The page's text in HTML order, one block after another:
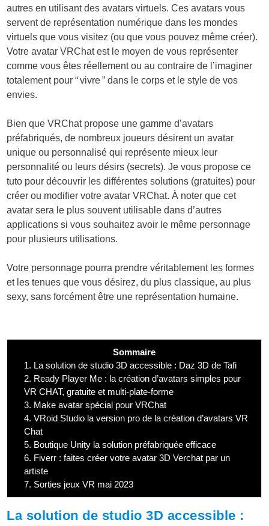
autres en utilisant des avatars virtuels. Ces avatars vous
servent de représentation numérique dans les mondes
virtuels que vous visitez (ou que vous pouvez même créer).
Votre avatar VRChat est le moyen de vous représenter
comme vous êtes réellement ou au contraire de l’imaginer
totalement pour “ vivre ” dans le corps et le style de vos
envies.
Bien que VRChat propose une gamme d’avatars
préfabriqués, de nombreux joueurs désirent un avatar
unique ou personnalisé qui représente mieux leur
personnalité ou leurs désirs (secrets). Je vous propose ce
tuto pour découvrir les différentes solutions (gratuites) pour
créer ou modifier votre avatar VRChat. À noter que cet
avatar sera le plus souvent utilisable dans d’autres
applications si vous souhaitez avoir le même personnage
pour plusieurs utilisations.
Votre personnage pourra prendre véritablement les formes
et les tenues que vous désirez, du plus classique, au plus
sexy, sans forcément être une représentation humaine.
Sommaire
1. La solution de studio 3D accessible : Daz 3D de Tafi
2. Ready Player Me : la création d’avatars simples pour
VR CHAT, gratuite et multi-plate-forme
3. Make avatar spécial pour VRChat
4. VRoid Studio la version pro de la création d’avatars VR
Chat
5. Boutique Unity la solution préfabriquée efficace
6. Fiverr : faites créer votre avatar 3D Verchat par un
artiste
7. Sorties jeux VR mai 2023
La solution de studio 3D accessible :